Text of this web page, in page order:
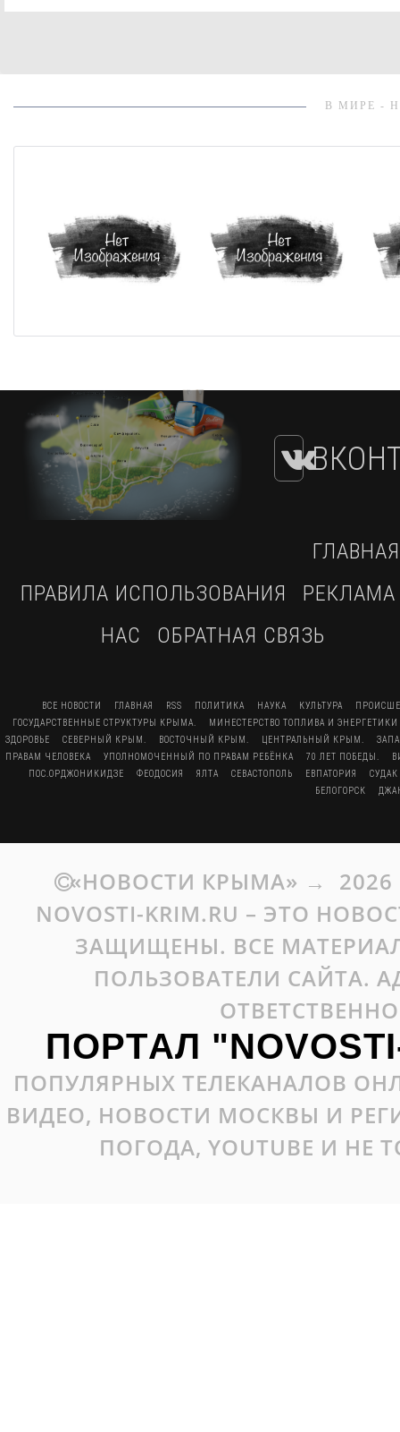
В МИРЕ -
ГЛАВНАЯ
ПРАВИЛА ИСПОЛЬЗОВАНИЯ
РЕКЛАМА
НАС
ОБРАТНАЯ СВЯЗЬ
ВСЕ НОВОСТИ ГЛАВНАЯ RSS ПОЛИТИКА НАУКА КУЛЬТУРА
ГОСУДАРСТВЕННЫЕ СТРУКТУРЫ КРЫМА.
МИНЕСТЕРСТВО ТОПЛИВА И
ЗДОРОВЬЕ
СЕВЕРНЫЙ КРЫМ. ВОСТОЧНЫЙ КРЫМ. ЦЕНТРАЛЬНЫЙ КРЫМ.
ПРАВАМ ЧЕЛОВЕКА
УПОЛНОМОЧЕННЫЙ ПО ПРАВАМ РЕБЁНКА 70 ЛЕТ ПОБЕДЫ.
ПОС.ОРДЖОНИКИДЗЕ
ФЕОДОСИЯ ЯЛТА СЕВАСТОПОЛЬ ЕВПАТОРИЯ
СУДАК
БЕЛОГОРСК
«НОВОСТИ КРЫМА» → 2026
NOVOSTI-KRIM.RU – ЭТО
ЗАЩИЩЕНЫ. ВСЕ
ПОЛЬЗОВАТЕЛИ САЙТА.
ПОРТАЛ
ПОПУЛЯРНЫХ ТЕЛЕКАНАЛОВ
ВИДЕО, НОВОСТИ МОСКВЫ И
ПОГОДА, YOUTUBE И